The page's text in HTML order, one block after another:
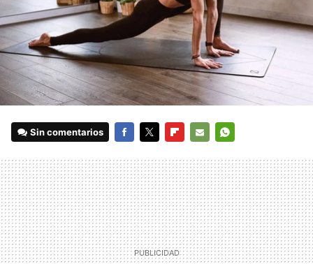
Sin comentarios
MAIL